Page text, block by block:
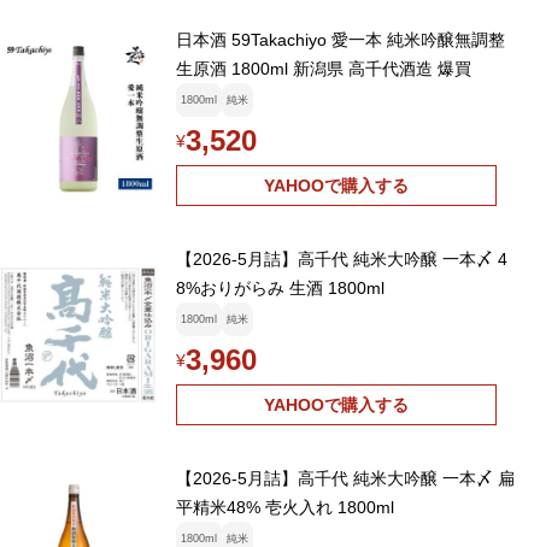
日本酒 59Takachiyo 愛一本 純米吟醸無調整
生原酒 1800ml 新潟県 高千代酒造 爆買
1800ml 純米
¥3,520
YAHOOで購入する
【2026-5月詰】高千代 純米大吟醸 一本〆 4
8%おりがらみ 生酒 1800ml
1800ml 純米
¥3,960
YAHOOで購入する
【2026-5月詰】高千代 純米大吟醸 一本〆 扁
平精米48% 壱火入れ 1800ml
1800ml 純米